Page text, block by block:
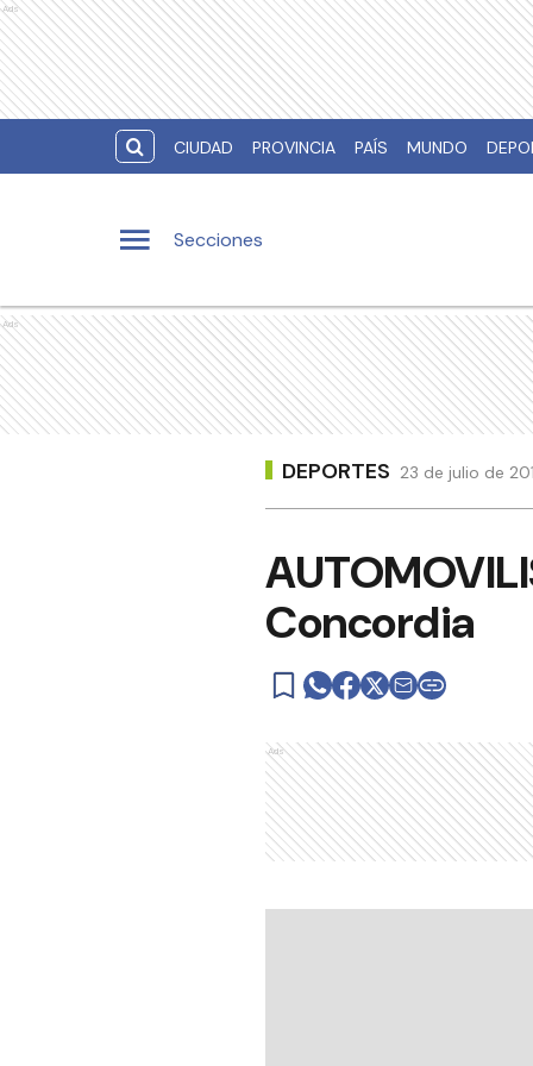
Ads
CIUDAD PROVINCIA PAÍS MUNDO
Secciones
Ads
DEPORTES 23 de julio de
Concordia
Ads